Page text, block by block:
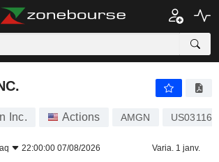
Inc. Actions AMGN
22:00:00 07/08/2026 Varia. 1 janv.